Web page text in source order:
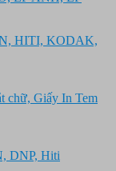
HITI, KODAK,
chữ, Giấy In Tem
DNP, Hiti